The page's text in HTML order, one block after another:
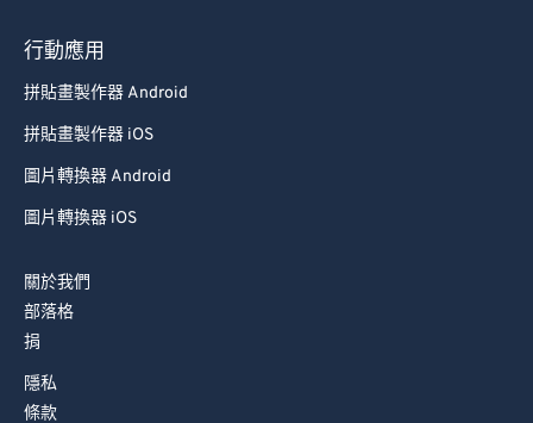
行動應用
拼貼畫製作器 Android
拼貼畫製作器 iOS
圖片轉換器 Android
圖片轉換器 iOS
關於我們
部落格
捐
隱私
條款